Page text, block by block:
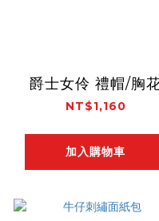
爵士女伶 禮帽/胸
NT$1,160
加入購物車